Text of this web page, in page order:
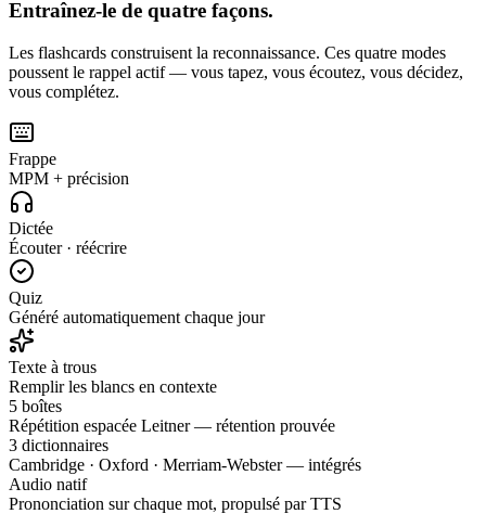
Entraînez-le de quatre façons.
Les flashcards construisent la reconnaissance. Ces quatre modes
poussent le rappel actif — vous tapez, vous écoutez, vous décidez,
vous complétez.
Frappe
MPM + précision
Dictée
Écouter · réécrire
Quiz
Généré automatiquement chaque jour
Texte à trous
Remplir les blancs en contexte
5 boîtes
Répétition espacée Leitner — rétention prouvée
3 dictionnaires
Cambridge · Oxford · Merriam-Webster — intégrés
Audio natif
Prononciation sur chaque mot, propulsé par TTS